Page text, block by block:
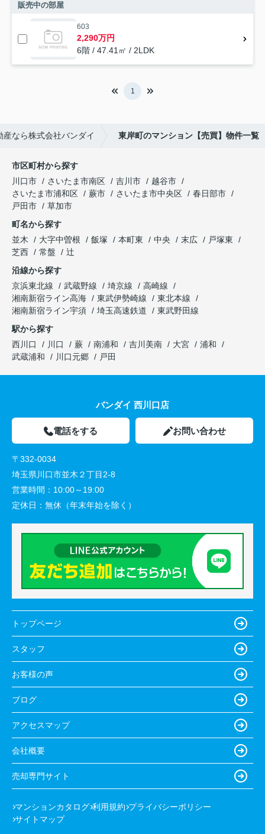
販売中の部屋
603
2,290万円
6階 / 47.41㎡ / 2LDK
1
なら株式会社バンダイ 東岸町のマンション【売買】物件一覧
市区町村から探す
川口市
さいたま市南区 吉川市
越谷市
さいたま市浦和区
蕨市 さいたま市中央区
春日部市
戸田市
草加市
町名から探す
並木
大字中曽根 飯塚 本町東 中央 末広
戸塚東
芝西
常盤
辻
沿線から探す
京浜東北線
武蔵野線 埼京線
高崎線
湘南新宿ライン高海
東武伊勢崎線
東北本線
湘南新宿ライン宇須
埼玉高速鉄道
東武野田線
駅から探す
西川口
川口 蕨 南浦和 吉川美南 大宮
浦和
武蔵浦和
川口元郷 戸田
バンダイ 西川口店
電話をする お問い合わせ
〒332-0034
埼玉県川口市並木２丁目2-8
営業時間： 10:00～19:00
定休日： 無休（年末年始を除く）
トップページ
スタッフ
お客様の声
ブログ
アクセスマップ
会社概要
売却専門サイト
マンションカタログ 利用規約 プライバシーポリシー
サイトマップ